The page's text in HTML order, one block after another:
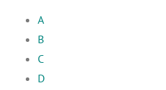
A
B
C
D